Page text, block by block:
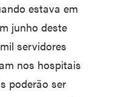
estava em
junho deste
servidores
nos hospitais
poderão ser